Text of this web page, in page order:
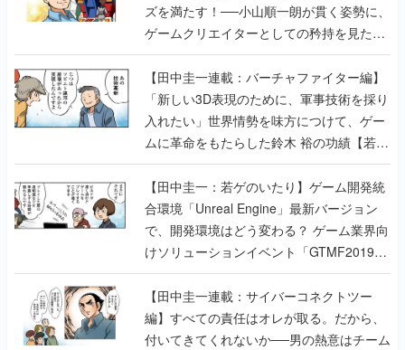
ズを満たす！──小山順一朗が貫く姿勢に、
ゲームクリエイターとしての矜持を見た
【若ゲのいたり最終回】
【田中圭一連載：バーチャファイター編】
「新しい3D表現のために、軍事技術を採り
入れたい」世界情勢を味方につけて、ゲー
ムに革命をもたらした鈴木 裕の功績【若ゲ
のいたり】
【田中圭一：若ゲのいたり】ゲーム開発統
合環境「Unreal Engine」最新バージョン
で、開発環境はどう変わる？ ゲーム業界向
けソリューションイベント「GTMF2019」
に行って、より理解を深めよう【PR】
【田中圭一連載：サイバーコネクトツー
編】すべての責任はオレが取る。だから、
付いてきてくれないか──男の熱意はチーム